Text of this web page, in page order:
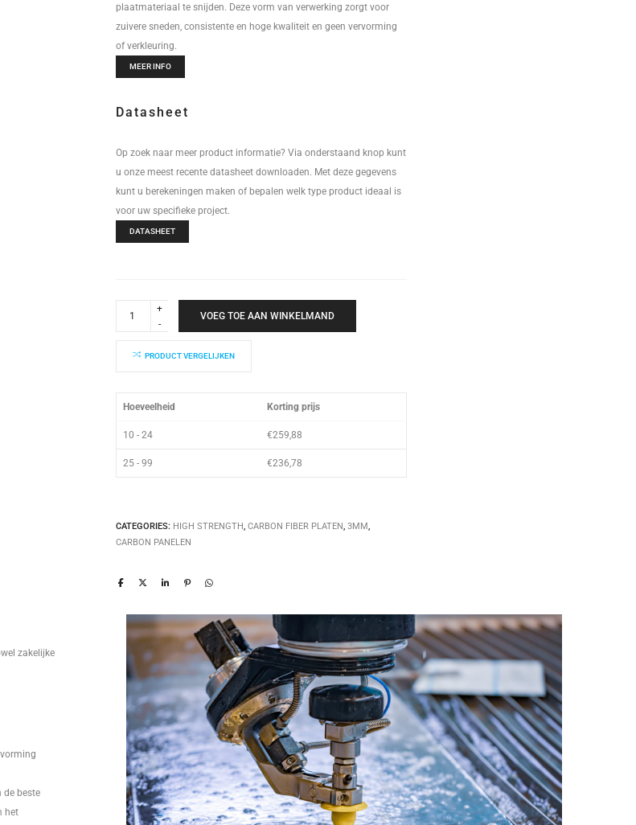
plaatmateriaal te snijden. Deze vorm van verwerking zorgt voor
zuivere sneden, consistente en hoge kwaliteit en geen vervorming
of verkleuring.
MEER INFO
Datasheet
Op zoek naar meer product informatie? Via onderstaand knop kunt
u onze meest recente datasheet downloaden. Met deze gegevens
kunt u berekeningen maken of bepalen welk type product ideaal is
voor uw specifieke project.
DATASHEET
High
620x620x3mm
quantity
VOEG TOE AAN WINKELMAND
PRODUCT VERGELIJKEN
Hoeveelheid Korting prijs
10 - 24 €259,88
25 - 99 €236,78
CATEGORIES: HIGH STRENGTH, CARBON FIBER PLATEN, 3MM,
CARBON PANELEN
zakelijke
de beste
het